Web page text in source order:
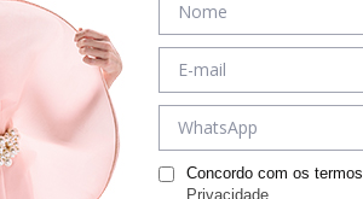
Concordo com os
Privacidade